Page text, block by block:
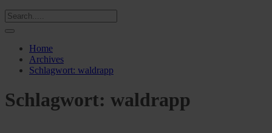
Home
Archives
Schlagwort: waldrapp
Schlagwort: waldrapp